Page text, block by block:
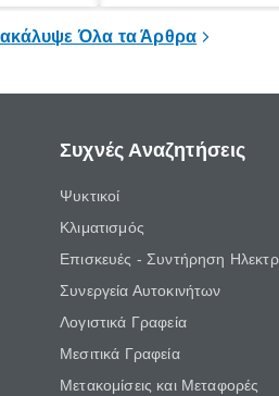
Όλα τα Άρθρα
Συχνές Αναζητήσεις
Ψυκτικοί
Κλιματισμός
Επισκευές - Συντήρηση
Συνεργεία Αυτοκινήτων
Λογιστικά Γραφεία
Μεσιτικά Γραφεία
Μετακομίσεις και Μεταφορές